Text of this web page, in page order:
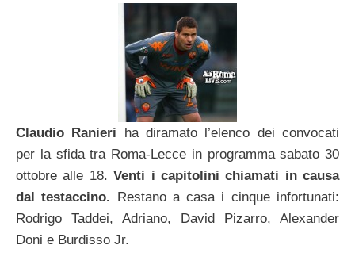
Claudio Ranieri
ha diramato l’elenco dei convocati
per la sfida tra Roma-Lecce in programma sabato 30
ottobre alle 18.Venti i capitolini chiamati in causa
dal testaccino.
Restano a casa i cinque infortunati:
Rodrigo Taddei, Adriano, David Pizarro, Alexander
Doni e Burdisso Jr.